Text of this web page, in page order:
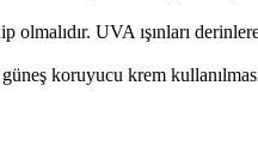
olmalıdır. UVA ışınları
koruyucu krem